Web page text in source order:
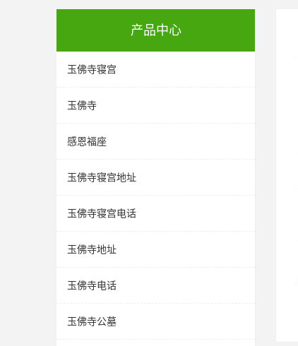
产品中心
玉佛寺寝宫
玉佛寺
感恩福座
玉佛寺寝宫地址
玉佛寺寝宫电话
玉佛寺地址
玉佛寺电话
玉佛寺公墓